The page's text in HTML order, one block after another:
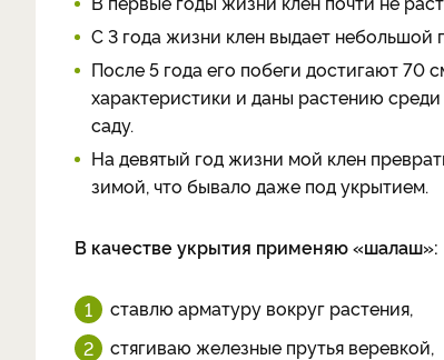
С 3 года жизни клен выдает небольшой
После 5 года его побеги достигают 70
характеристики и даны растению
саду.
На девятый год жизни мой клен
зимой, что бывало даже под укрытием.
В качестве укрытия применяю «шалаш»:
ставлю арматуру вокруг растения,
стягиваю железные прутья веревкой,